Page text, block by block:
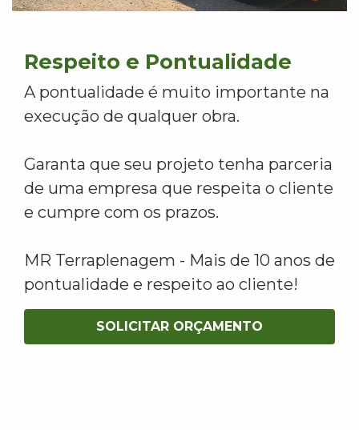
Respeito e Pontualidade
A pontualidade é muito importante na
execução de qualquer obra.
Garanta que seu projeto tenha parceria
de uma empresa que respeita o cliente
e cumpre com os prazos.
MR Terraplenagem - Mais de 10 anos de
pontualidade e respeito ao cliente!
SOLICITAR ORÇAMENTO